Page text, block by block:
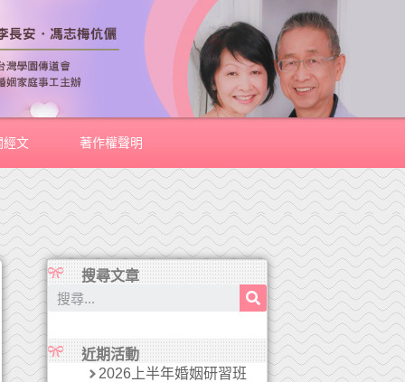
經文 著作權聲明
搜尋文章
近期活動
2026上半年婚姻研習班